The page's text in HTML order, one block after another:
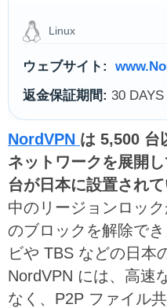
Linux
ウェブサイト:
返金保証期間: 30 DAYS
NordVPN は 5,500 台
ネットワークを展開
台が日本に設置されて
中のリージョンロッ
のブロックを解除で
ビや TBS などの日本
NordVPN には、高速
なく、P2P ファイル